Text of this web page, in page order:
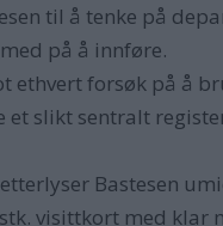
til å tenke på
på å innføre.
ethvert forsøk på å
slikt sentralt
Bastesen
visittkort med klar